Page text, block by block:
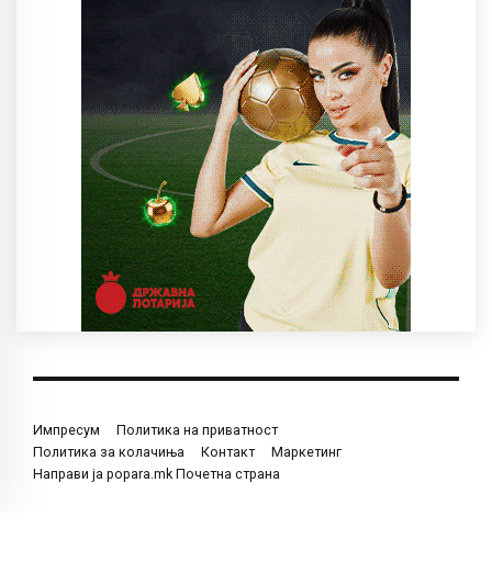
Импресум
Политика на приватност
Политика за колачиња
Контакт
Маркетинг
Направи ја popara.mk Почетна страна